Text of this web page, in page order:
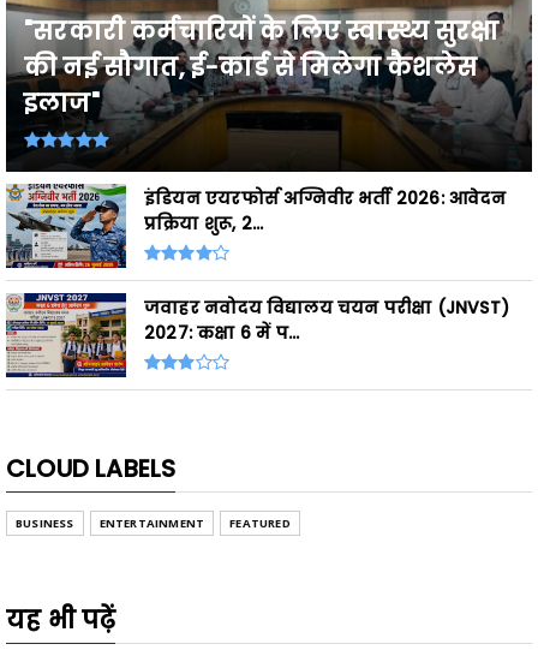
"सरकारी कर्मचारियों के लिए स्वास्थ्य सुरक्षा
की नई सौगात, ई-कार्ड से मिलेगा कैशलेस
इलाज"
इंडियन एयरफोर्स अग्निवीर भर्ती 2026: आवेदन
प्रक्रिया शुरू, 2...
जवाहर नवोदय विद्यालय चयन परीक्षा (JNVST)
2027: कक्षा 6 में प...
CLOUD LABELS
BUSINESS ENTERTAINMENT FEATURED
यह भी पढ़ें